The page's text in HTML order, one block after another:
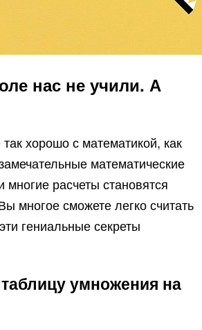
нас не учили. А
хорошо с математикой, как
математические
расчеты становятся
многое сможете легко считать
гениальные секреты
умножения на